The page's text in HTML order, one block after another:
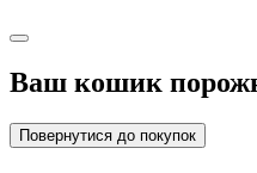
Ваш кошик
Повернутися до покупок